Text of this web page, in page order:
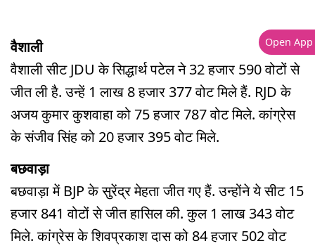
वैशाली
वैशाली सीट JDU के सिद्धार्थ पटेल ने 32 हजार 590 वोटों से
जीत ली है. उन्हें 1 लाख 8 हजार 377 वोट मिले हैं. RJD के
अजय कुमार कुशवाहा को 75 हजार 787 वोट मिले. कांग्रेस
के संजीव सिंह को 20 हजार 395 वोट मिले.
बछवाड़ा
बछवाड़ा में BJP के सुरेंद्र मेहता जीत गए हैं. उन्होंने ये सीट 15
हजार 841 वोटों से जीत हासिल की. कुल 1 लाख 343 वोट
मिले. कांग्रेस के शिवप्रकाश दास को 84 हजार 502 वोट
Open App